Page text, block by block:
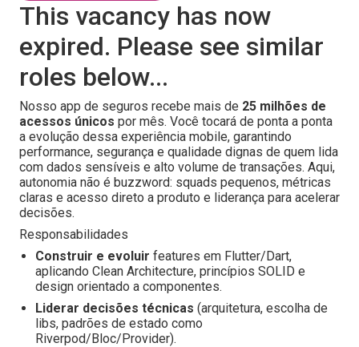
This vacancy has now
expired. Please see similar
roles below...
Nosso app de seguros recebe mais de 25 milhões de
acessos únicos por mês. Você tocará de ponta a ponta
a evolução dessa experiência mobile, garantindo
performance, segurança e qualidade dignas de quem lida
com dados sensíveis e alto volume de transações. Aqui,
autonomia não é buzzword: squads pequenos, métricas
claras e acesso direto a produto e liderança para acelerar
decisões.
Responsabilidades
Construir e evoluir features em Flutter/Dart,
aplicando Clean Architecture, princípios SOLID e
design orientado a componentes.
Liderar decisões técnicas (arquitetura, escolha de
libs, padrões de estado como
Riverpod/Bloc/Provider).